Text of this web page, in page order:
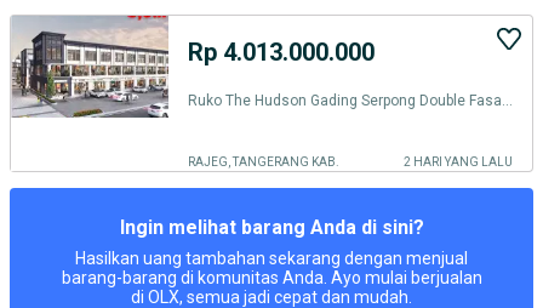
Rp 4.013.000.000
RAJEG, TANGERANG KAB. 2 HARI YANG LALU
Ingin melihat barang Anda di sini?
Hasilkan uang tambahan sekarang dengan menjual
barang-barang di komunitas Anda. Ayo mulai berjualan
di OLX, semua jadi cepat dan mudah.